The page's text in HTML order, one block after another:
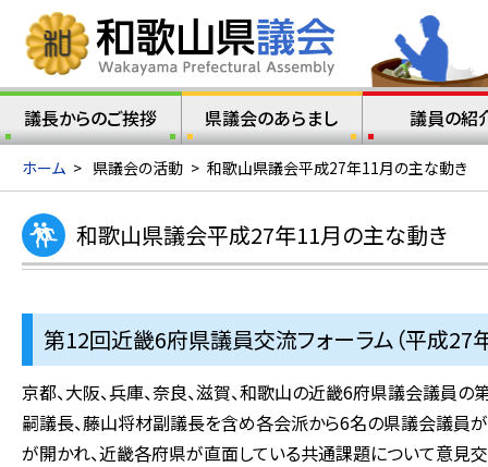
議長からのご挨拶 県議会のあらまし 議員の紹
ホーム > 県議会の活動 > 和歌山県議会平成27年11月の主な動き
和歌山県議会平成27年11月の主な動き
第12回近畿6府県議員交流フォーラム（平成27
京都、大阪、兵庫、奈良、滋賀、和歌山の近畿6府県議会議員
嗣議長、藤山将材副議長を含め各会派から6名の県議会議員
が開かれ、近畿各府県が直面している共通課題について意見